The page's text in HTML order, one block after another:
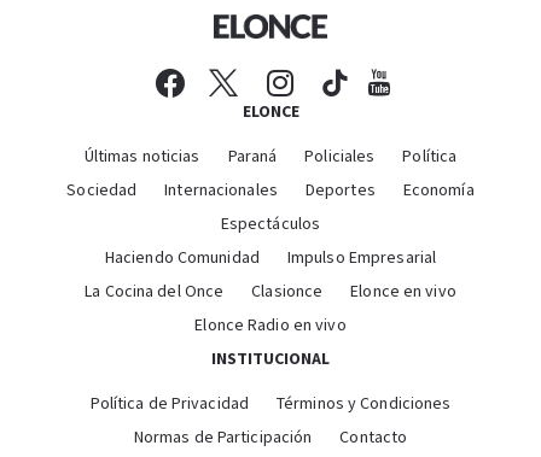
ELONCE
Últimas noticias Paraná Policiales
Política
Sociedad
Internacionales Deportes
Economía
Espectáculos
Haciendo Comunidad
Impulso Empresarial
La Cocina del Once
Clasionce
Elonce en vivo
Elonce Radio en vivo
INSTITUCIONAL
Política de Privacidad
Términos y Condiciones
Normas de Participación
Contacto